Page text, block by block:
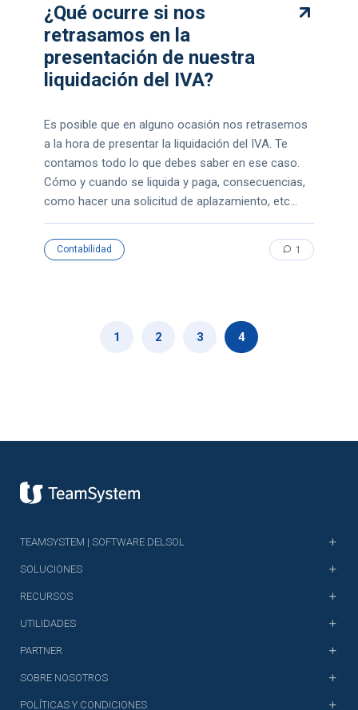
¿Qué ocurre si nos
retrasamos en la
presentación de nuestra
liquidación del IVA?
Es posible que en alguno ocasión nos retrasemos
a la hora de presentar la liquidación del IVA. Te
contamos todo lo que debes saber en ese caso.
Cómo y cuando se liquida y paga, consecuencias,
como hacer una solicitud de aplazamiento, etc...
Contabilidad 1
1 2 3 4
TEAMSYSTEM | SOFTWARE DELSOL
SOLUCIONES
RECURSOS
UTILIDADES
PARTNER
SOBRE NOSOTROS
POLÍTICAS Y CONDICIONES